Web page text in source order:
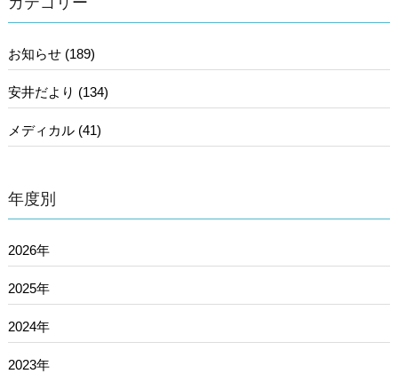
お知らせ (189)
安井だより (134)
メディカル (41)
年度別
2026年
2025年
2024年
2023年